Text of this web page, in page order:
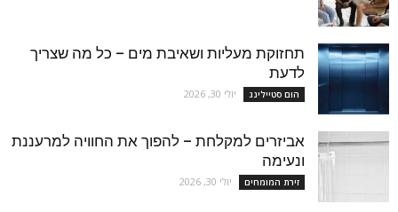
תחזוקת מעליות ושאיבת מים – כל מה שצריך
לדעת
הום סטיילינג יולי 30, 2026
אביזרים למקלחת – להפוך את החוויה למרעננת
ונעימה
זירת המומחים יולי 30, 2026